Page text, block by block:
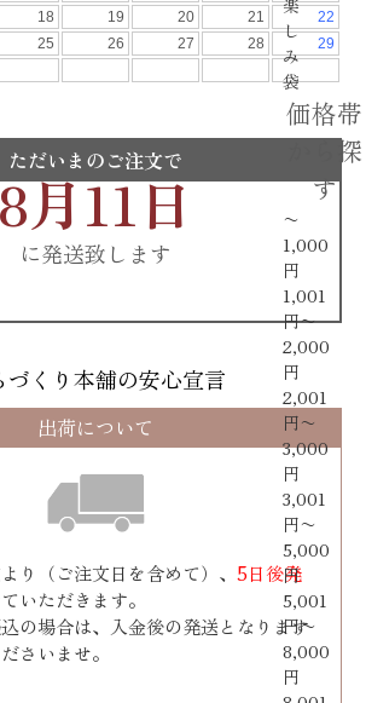
楽
し
み
袋
価格帯
から探
す
〜
1,000
円
1,001
円〜
2,000
円
2,001
円〜
3,000
円
3,001
円〜
5,000
円
5,001
円〜
8,000
円
ただいまのご注文で
月11日
に発送致します
づくり本舗の安心宣言
出荷について
り（ご注文日を含めて）、 5日後発
いただきます。
の場合は、入金後の発送となります
さいませ。